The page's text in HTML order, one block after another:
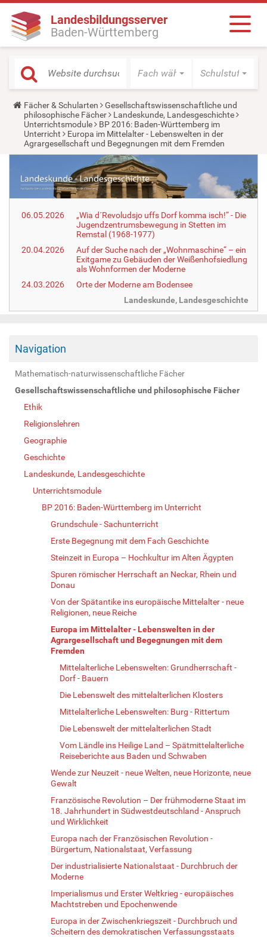
Landesbildungsserver
Baden-Württemberg
Fach wählen Schulstufe
Y
o
u
a
r
e
r
e
:
Fächer & Schularten
Gesellschaftswissenschaftliche und
philosophische Fächer
Landeskunde, Landesgeschichte
Unterrichtsmodule
BP 2016: Baden-Württemberg im
Unterricht
Europa im Mittelalter - Lebenswelten in der
Agrargesellschaft und Begegnungen mit dem Fremden
06.05.2026
„Wia d´Revoludsjo uffs Dorf komma isch!“ - Die
Jugendzentrumsbewegung in Stetten im
Remstal (1968-1977)
20.04.2026
Auf der Suche nach der „Wohnmaschine“ – ein
Exitgame zu Gebäuden der Weißenhofsiedlung
als Wohnformen der Moderne
24.03.2026
Orte der Moderne am Bodensee
Landeskunde, Landesgeschichte
Navigation
Mathematisch-naturwissenschaftliche Fächer
Gesellschaftswissenschaftliche und philosophische Fächer
Ethik
Religionslehren
Geographie
Geschichte
Landeskunde, Landesgeschichte
Unterrichtsmodule
BP 2016: Baden-Württemberg im Unterricht
Grundschule - Sachunterricht
Erste Begegnung mit dem Fach Geschichte
Steinzeit in Europa – Hochkultur im Alten Ägypten
Spuren römischer Herrschaft an Neckar, Rhein und
Donau
Von der Spätantike ins europäische Mittelalter - neue
Religionen, neue Reiche
Europa im Mittelalter - Lebenswelten in der
Agrargesellschaft und Begegnungen mit dem
Fremden
Mittelalterliche Lebenswelten: Grundherrschaft -
Dorf - Bauern
Die Lebenswelt des mittelalterlichen Klosters
Mittelalterliche Lebenswelten: Burg - Rittertum
Die Lebenswelt der mittelalterlichen Stadt
Vom Ländle ins Heilige Land – Spätmittelalterliche
Reiseberichte aus Baden und Schwaben
Wende zur Neuzeit - neue Welten, neue Horizonte, neue
Gewalt
Französische Revolution – Der frühmoderne Staat im
18. Jahrhundert in Südwestdeutschland - Anspruch
und Wirklichkeit
Europa nach der Französischen Revolution -
Bürgertum, Nationalstaat, Verfassung
Der industrialisierte Nationalstaat - Durchbruch der
Moderne
Imperialismus und Erster Weltkrieg - europäisches
Machtstreben und Epochenwende
Europa in der Zwischenkriegszeit - Durchbruch und
Scheitern des demokratischen Verfassungsstaats